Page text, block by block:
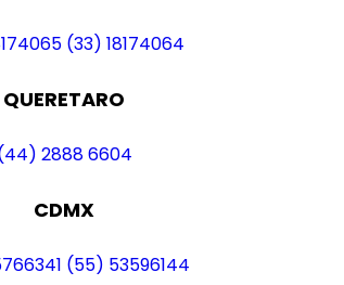
(33) 18174064
QUERETARO
2888 6604
CDMX
(55) 53596144